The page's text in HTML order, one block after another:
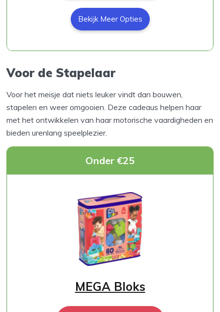
Bekijk Meer Opties
Voor de Stapelaar
Voor het meisje dat niets leuker vindt dan bouwen,
stapelen en weer omgooien. Deze cadeaus helpen haar
met het ontwikkelen van haar motorische vaardigheden en
bieden urenlang speelplezier.
Onder €25
MEGA Bloks